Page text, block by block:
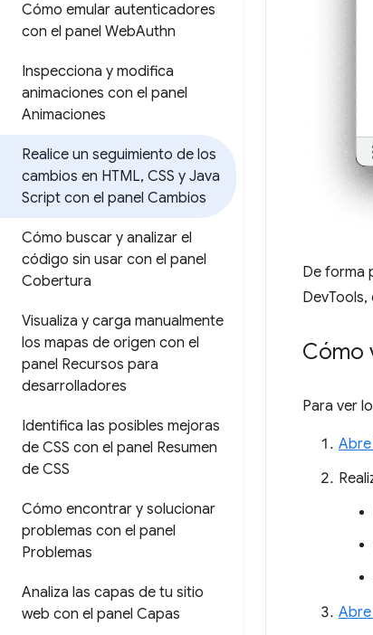
Cómo emular autenticadores
con el panel WebAuthn
Inspecciona y modifica
animaciones con el panel
Animaciones
Realice un seguimiento de los
cambios en HTML, CSS y Java
Script con el panel Cambios
Cómo buscar y analizar el
código sin usar con el panel
Cobertura
Visualiza y carga manualmente
los mapas de origen con el
panel Recursos para
desarrolladores
Identifica las posibles mejoras
de CSS con el panel Resumen
de CSS
Cómo encontrar y solucionar
problemas con el panel
Problemas
Analiza las capas de tu sitio
web con el panel Capas
De forma
DevTools,
Cómo
Para ver
Abre